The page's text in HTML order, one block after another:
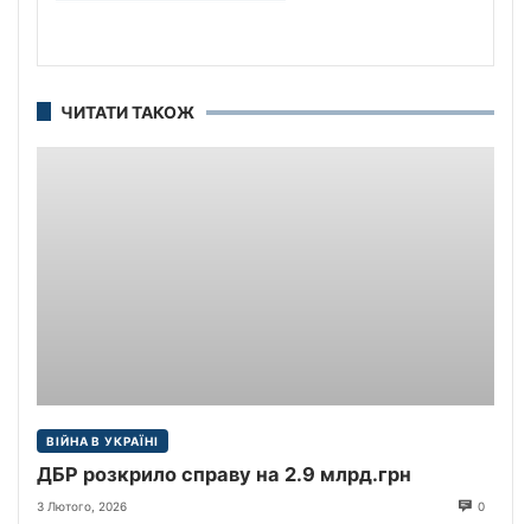
ЧИТАТИ ТАКОЖ
ВІЙНА В УКРАЇНІ
ДБР розкрило справу на 2.9 млрд.грн
3 Лютого, 2026 0